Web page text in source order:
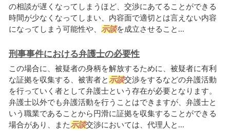
の相談が遅くなってしまうほど、交渉にあてることができる
時間が少なくなってしまい、内容面で適切とは言えない内容
になってしまう可能性や、 示談を成立させること...
刑事事件における弁護士の必要性
この場合に、被疑者の身柄を解放するために、被疑者に有利
な証拠を収集する、被害者と示談交渉をするなどの弁護活動
を行っていく者として弁護士という存在が必要となります。
弁護士以外でも弁護活動を行うことはできますが、弁護士と
いう職業であることから円滑に証拠を収集することができる
場合があり、また示談交渉においては、代理人と...